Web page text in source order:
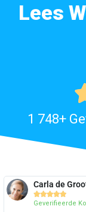
Lees
1 748+
Carla de

Geverifieerde